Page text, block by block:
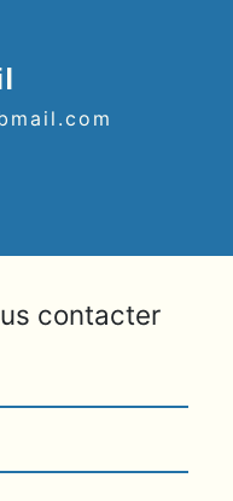
contacter